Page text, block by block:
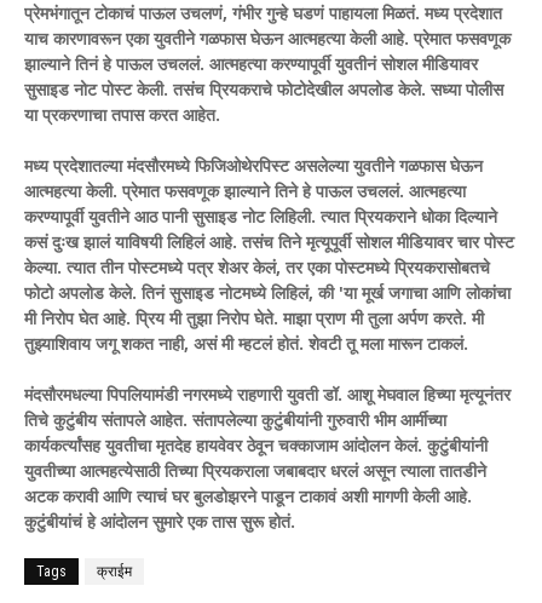
प्रेमभंगातून टोकाचं पाऊल उचलणं, गंभीर गुन्हे घडणं पाहायला मिळतं. मध्य प्रदेशात
याच कारणावरून एका युवतीने गळफास घेऊन आत्महत्या केली आहे. प्रेमात फसवणूक
झाल्याने तिनं हे पाऊल उचललं. आत्महत्या करण्यापूर्वी युवतीनं सोशल मीडियावर
सुसाइड नोट पोस्ट केली. तसंच प्रियकराचे फोटोदेखील अपलोड केले. सध्या पोलीस
या प्रकरणाचा तपास करत आहेत.
मध्य प्रदेशातल्या मंदसौरमध्ये फिजिओथेरपिस्ट असलेल्या युवतीने गळफास घेऊन
आत्महत्या केली. प्रेमात फसवणूक झाल्याने तिने हे पाऊल उचललं. आत्महत्या
करण्यापूर्वी युवतीने आठ पानी सुसाइड नोट लिहिली. त्यात प्रियकराने धोका दिल्याने
कसं दुःख झालं याविषयी लिहिलं आहे. तसंच तिने मृत्यूपूर्वी सोशल मीडियावर चार पोस्ट
केल्या. त्यात तीन पोस्टमध्ये पत्र शेअर केलं, तर एका पोस्टमध्ये प्रियकरासोबतचे
फोटो अपलोड केले. तिनं सुसाइड नोटमध्ये लिहिलं, की 'या मूर्ख जगाचा आणि लोकांचा
मी निरोप घेत आहे. प्रिय मी तुझा निरोप घेते. माझा प्राण मी तुला अर्पण करते. मी
तुझ्याशिवाय जगू शकत नाही, असं मी म्हटलं होतं. शेवटी तू मला मारून टाकलं.
मंदसौरमधल्या पिपलियामंडी नगरमध्ये राहणारी युवती डॉ. आशू मेघवाल हिच्या मृत्यूनंतर
तिचे कुटुंबीय संतापले आहेत. संतापलेल्या कुटुंबीयांनी गुरुवारी भीम आर्मीच्या
कार्यकर्त्यांसह युवतीचा मृतदेह हायवेवर ठेवून चक्काजाम आंदोलन केलं. कुटुंबीयांनी
युवतीच्या आत्महत्येसाठी तिच्या प्रियकराला जबाबदार धरलं असून त्याला तातडीने
अटक करावी आणि त्याचं घर बुलडोझरने पाडून टाकावं अशी मागणी केली आहे.
कुटुंबीयांचं हे आंदोलन सुमारे एक तास सुरू होतं.
Tags क्राईम